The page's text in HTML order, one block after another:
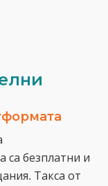
са безплатни и
Такса от